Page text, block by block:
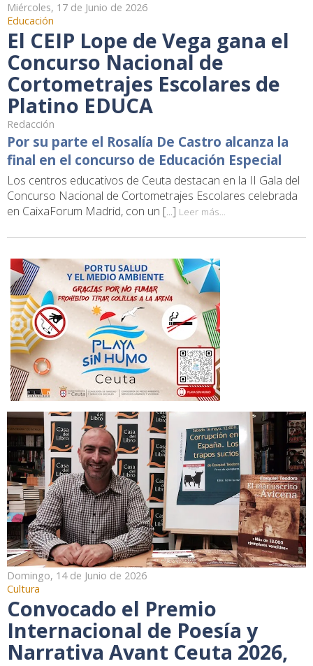
Miércoles, 17 de Junio de 2026
Educación
El CEIP Lope de Vega gana el
Concurso Nacional de
Cortometrajes Escolares de
Platino EDUCA
Redacción
Por su parte el Rosalía De Castro alcanza la
final en el concurso de Educación Especial
Los centros educativos de Ceuta destacan en la II Gala del
Concurso Nacional de Cortometrajes Escolares celebrada
en CaixaForum Madrid, con un [...] Leer más...
Domingo, 14 de Junio de 2026
Cultura
Convocado el Premio
Internacional de Poesía y
Narrativa Avant Ceuta 2026,